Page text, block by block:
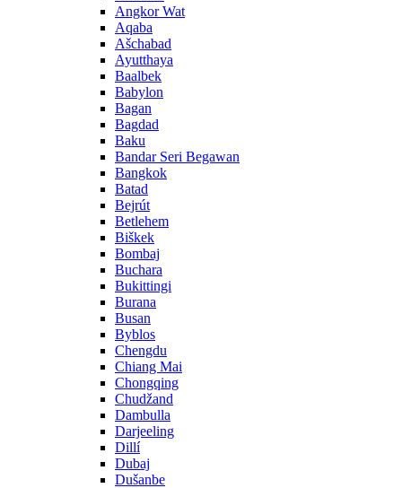
Angkor Wat
Aqaba
Ašchabad
Ayutthaya
Baalbek
Babylon
Bagan
Bagdad
Baku
Bandar Seri Begawan
Bangkok
Batad
Bejrút
Betlehem
Biškek
Bombaj
Buchara
Bukittingi
Burana
Busan
Byblos
Chengdu
Chiang Mai
Chongqing
Chudžand
Dambulla
Darjeeling
Dillí
Dubaj
Dušanbe